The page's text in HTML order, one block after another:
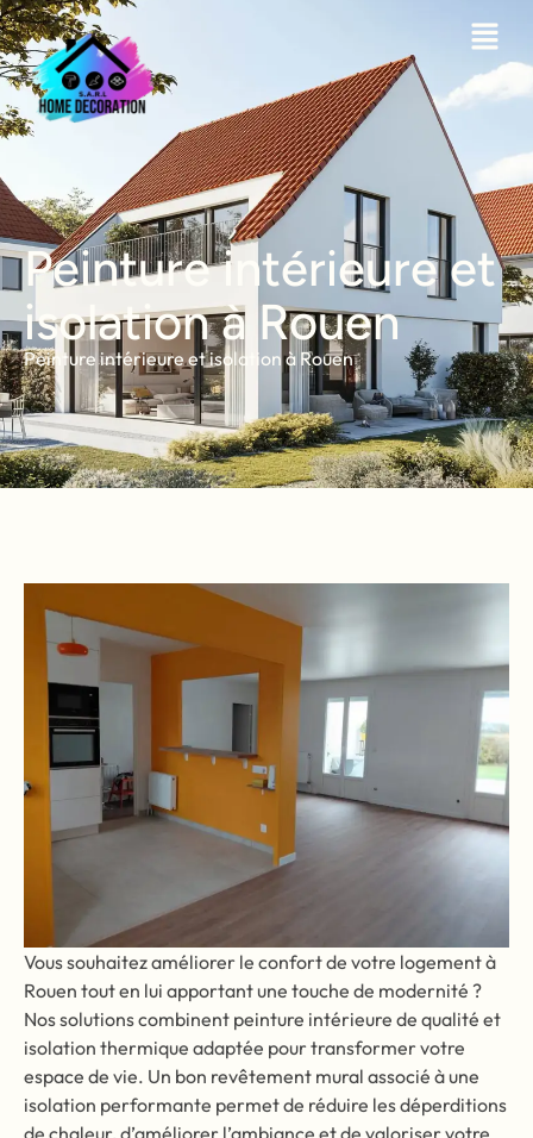
Peinture intérieure et
isolation à Rouen
Peinture intérieure et isolation à Rouen
Vous souhaitez améliorer le confort de votre logement à
Rouen tout en lui apportant une touche de modernité ?
Nos solutions combinent peinture intérieure de qualité et
isolation thermique adaptée pour transformer votre
espace de vie. Un bon revêtement mural associé à une
isolation performante permet de réduire les déperditions